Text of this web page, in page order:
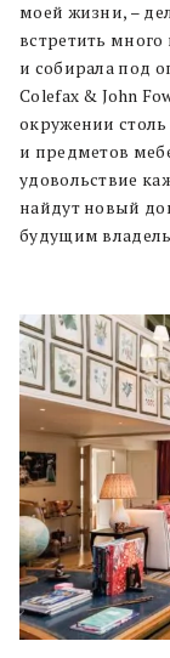
моей жизни, –
встретить
и собирала под
Colefax & John
окружении
и предметов
удовольствие
найдут новый
будущим